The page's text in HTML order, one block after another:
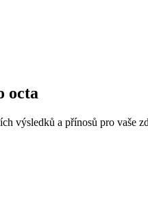
octa
výsledků a přínosů pro vaše